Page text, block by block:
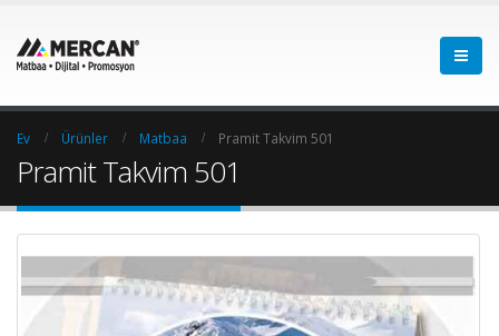
Ev Ürünler Matbaa Pramit Takvim 501
Pramit Takvim 501